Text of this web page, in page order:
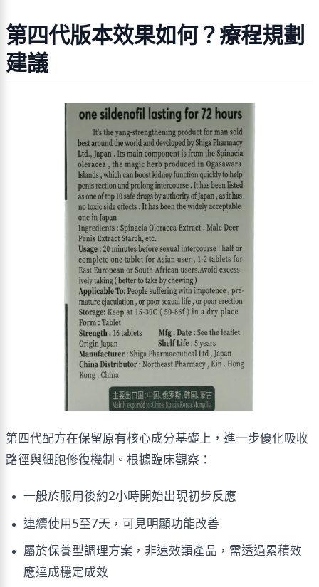
第四代版本效果如何？療程規劃
建議
第四代配方在保留原有核心成分基礎上，進一步優化吸收
路徑與細胞修復機制。根據臨床觀察：
一般於服用後約2小時開始出現初步反應
連續使用5至7天，可見明顯功能改善
屬於保養型調理方案，非速效類產品，需透過累積效
應達成穩定成效